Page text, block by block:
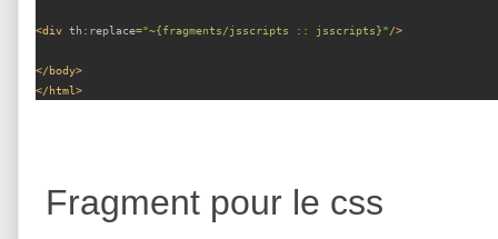
<div th:replace="~{fragments/jsscripts :: jsscripts}"/>
</body>
</html>
Fragment pour le css